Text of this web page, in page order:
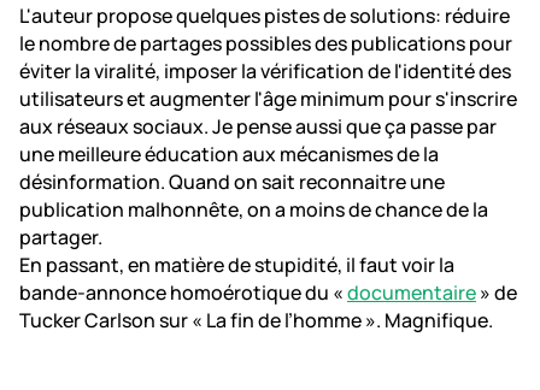
L'auteur propose quelques pistes de solutions: réduire
le nombre de partages possibles des publications pour
éviter la viralité, imposer la vérification de l'identité des
utilisateurs et augmenter l'âge minimum pour s'inscrire
aux réseaux sociaux. Je pense aussi que ça passe par
une meilleure éducation aux mécanismes de la
désinformation. Quand on sait reconnaitre une
publication malhonnête, on a moins de chance de la
partager.
En passant, en matière de stupidité, il faut voir la
bande-annonce homoérotique du «documentaire» de
Tucker Carlson sur « La fin de l’homme ». Magnifique.